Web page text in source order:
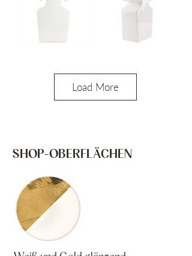
Load More
SHOP-OBERFLÄCHEN